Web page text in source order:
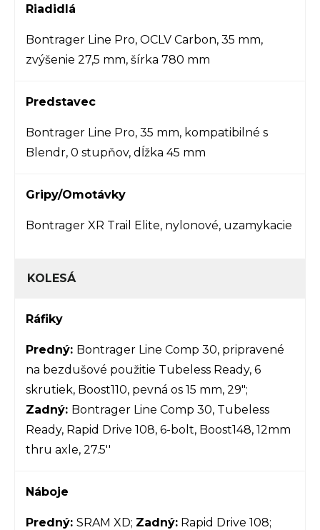
Riadidlá
Bontrager Line Pro, OCLV Carbon, 35 mm,
zvýšenie 27,5 mm, šírka 780 mm
Predstavec
Bontrager Line Pro, 35 mm, kompatibilné s
Blendr, 0 stupňov, dĺžka 45 mm
Gripy/Omotávky
Bontrager XR Trail Elite, nylonové, uzamykacie
KOLESÁ
Ráfiky
Predný: Bontrager Line Comp 30, pripravené
na bezdušové použitie Tubeless Ready, 6
skrutiek, Boost110, pevná os 15 mm, 29";
Zadný: Bontrager Line Comp 30, Tubeless
Ready, Rapid Drive 108, 6-bolt, Boost148, 12mm
thru axle, 27.5''
Náboje
Predný: SRAM XD; Zadný: Rapid Drive 108;